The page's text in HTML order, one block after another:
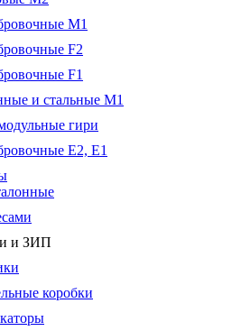
М1
F2
F1
и стальные М1
гири
E2, Е1
и ЗИП
коробки